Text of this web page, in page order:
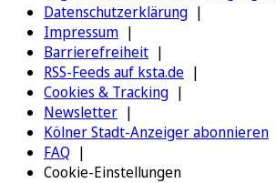
Datenschutzerklärung
Impressum
Barrierefreiheit
RSS-Feeds auf ksta.de
Cookies & Tracking
Newsletter
Kölner Stadt-Anzeiger abonnieren
FAQ
Cookie-Einstellungen